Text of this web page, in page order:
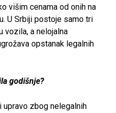
višim cenama od onih na
U Srbiji postoje samo tri
vozila, a nelojalna
opstanak legalnih
godišnje?
zbog nelegalnih